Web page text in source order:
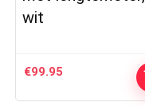
wit
€99.95